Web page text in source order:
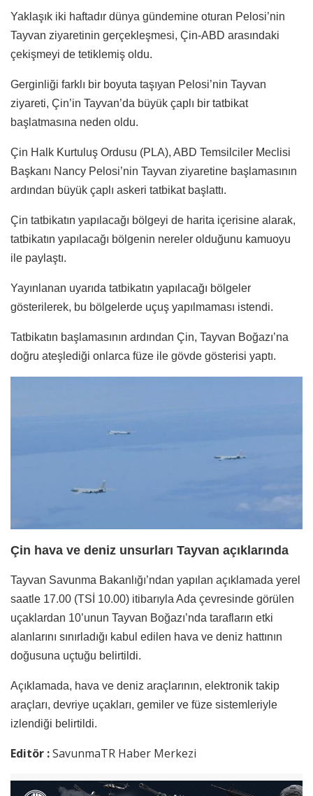
Yaklaşık iki haftadır dünya gündemine oturan Pelosi’nin
Tayvan ziyaretinin gerçekleşmesi, Çin-ABD arasındaki
çekişmeyi de tetiklemiş oldu.
Gerginliği farklı bir boyuta taşıyan Pelosi’nin Tayvan
ziyareti, Çin’in Tayvan’da büyük çaplı bir tatbikat
başlatmasına neden oldu.
Çin Halk Kurtuluş Ordusu (PLA), ABD Temsilciler Meclisi
Başkanı Nancy Pelosi’nin Tayvan ziyaretine başlamasının
ardından büyük çaplı askeri tatbikat başlattı.
Çin tatbikatın yapılacağı bölgeyi de harita içerisine alarak,
tatbikatın yapılacağı bölgenin nereler olduğunu kamuoyu
ile paylaştı.
Yayınlanan uyarıda tatbikatın yapılacağı bölgeler
gösterilerek, bu bölgelerde uçuş yapılmaması istendi.
Tatbikatın başlamasının ardından Çin, Tayvan Boğazı’na
doğru ateşlediği onlarca füze ile gövde gösterisi yaptı.
Çin hava ve deniz unsurları Tayvan açıklarında
Tayvan Savunma Bakanlığı’ndan yapılan açıklamada yerel
saatle 17.00 (TSİ 10.00) itibarıyla Ada çevresinde görülen
uçaklardan 10’unun Tayvan Boğazı’nda tarafların etki
alanlarını sınırladığı kabul edilen hava ve deniz hattının
doğusuna uçtuğu belirtildi.
Açıklamada, hava ve deniz araçlarının, elektronik takip
araçları, devriye uçakları, gemiler ve füze sistemleriyle
izlendiği belirtildi.
Editör :SavunmaTR Haber Merkezi